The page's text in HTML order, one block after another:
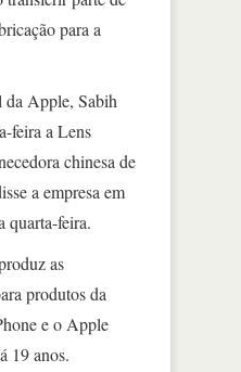
para a
da Apple, Sabih
feira a Lens
chinesa de
a empresa em
quarta-feira.
as
produtos da
e o Apple
19 anos.